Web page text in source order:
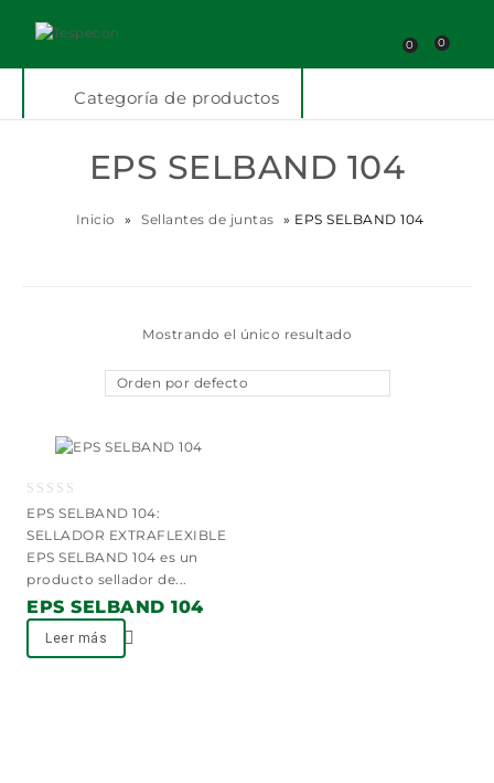
0 0
Categoría de productos
EPS SELBAND 104
Inicio » Sellantes de juntas » EPS SELBAND 104
Mostrando el único resultado
Orden por defecto
0
out
of
EPS SELBAND 104:
SELLADOR EXTRAFLEXIBLE
EPS SELBAND 104 es un
producto sellador de...
EPS SELBAND 104
Leer más